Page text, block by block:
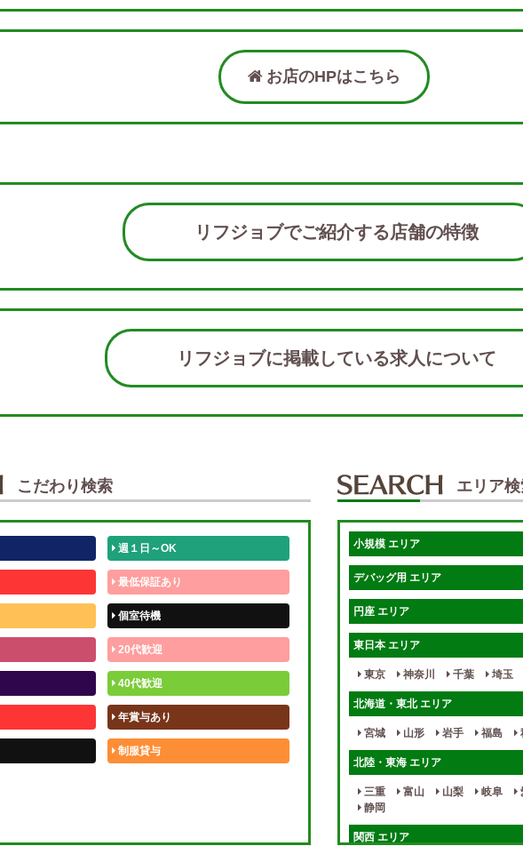
お店のHPはこちら
リフジョブでご紹介する店舗の特徴
リフジョブに掲載している求人につい
こだわり検索
週１日～OK
最低保証あり
個室待機
20代歓迎
40代歓迎
年賞与あり
制服貸与
エリア
小規模 エリア
デバッグ用 エリア
円座 エリア
東日本 エリア
東京 神奈川 千葉 埼玉
北海道・東北 エリア
宮城 山形 岩手 福島
北陸・東海 エリア
三重 富山 山梨 岐阜
静岡
関西 エリア